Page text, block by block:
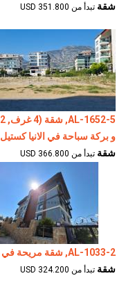
شقة تبدأ من 351.800 USD
و بركة سباحة في الانيا كستيل
شقة تبدأ من 366.800 USD
AL-1033-2, شقة مريحة في طابق متوسط بتخطيط عملي
شقة تبدأ من 324.200 USD